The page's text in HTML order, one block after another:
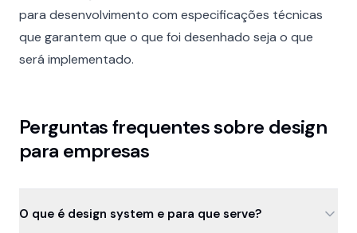
para desenvolvimento com especificações técnicas
que garantem que o que foi desenhado seja o que
será implementado.
Perguntas frequentes sobre design
para empresas
O que é design system e para que serve?